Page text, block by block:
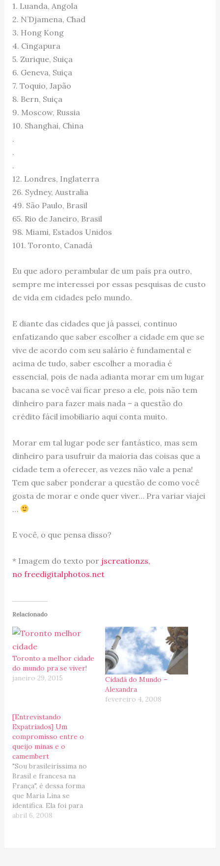
1. Luanda, Angola
2. N’Djamena, Chad
3. Hong Kong
4. Cingapura
5. Zurique, Suiça
6. Geneva, Suiça
7. Toquio, Japão
8. Bern, Suiça
9. Moscow, Russia
10. Shanghai, China
.
.
.
12. Londres, Inglaterra
26. Sydney, Australia
49. São Paulo, Brasil
65. Rio de Janeiro, Brasil
98. Miami, Estados Unidos
101. Toronto, Canadá
Eu que adoro perambular de um país pra outro,
sempre me interessei por essas pesquisas de custo
de vida em cidades pelo mundo.
E diante das cidades que já passei, continuo
enfatizando que saber escolher a cidade em que se
vive de acordo com seu salário é fundamental e
acima de tudo, saber escolher a moradia é
essencial, pois de nada adianta morar em um lugar
bacana se você vai ficar preso a ele, pois não tem
dinheiro para fazer mais nada – a questão do
crédito fácil imobiliario aqui conta muito.
Morar em tal lugar pode ser fantástico, mas sem
dinheiro para usufruir da maioria das coisas que a
cidade tem a oferecer, as vezes não vale a pena!
Tem que saber ponderar a questão de como você
gosta de morar e onde quer viver… Pra variar viajei
…
E você, o que pensa disso?
* Imagem do texto por jscreationzs,
no freedigitalphotos.net
Relacionado
Toronto a melhor cidade
do mundo pra se viver!
janeiro 29, 2015
Cidadã do Mundo –
Alexandra
fevereiro 4, 2008
[Entrevistando
Expatriados] Um
compromisso entre o
queijo minas e o
camembert
"Sou brasileiríssima no
Brasil e francesa na
França", é dessa forma
que Maria Lina se
identifica. Ela foi para
Paris 1983 fazer
abril 6, 2008